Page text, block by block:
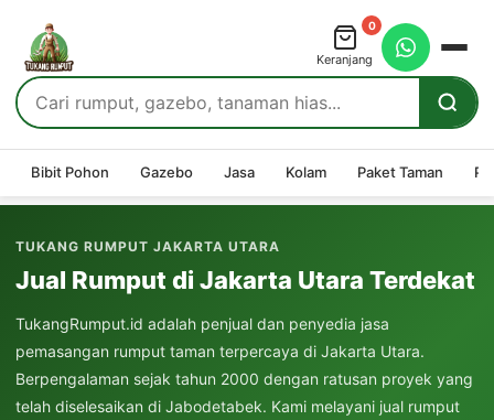
0
Keranjang
Bibit Pohon Gazebo Jasa Kolam Paket Taman
TUKANG RUMPUT JAKARTA UTARA
Jual Rumput di Jakarta Utara Terdekat
TukangRumput.id adalah penjual dan penyedia jasa
pemasangan rumput taman terpercaya di Jakarta Utara.
Berpengalaman sejak tahun 2000 dengan ratusan proyek yang
telah diselesaikan di Jabodetabek. Kami melayani jual rumput